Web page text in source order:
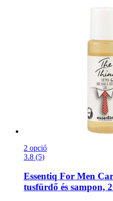
2 opció
3.8 (5)
Essentiq For Men
tusfürdő és sampon,